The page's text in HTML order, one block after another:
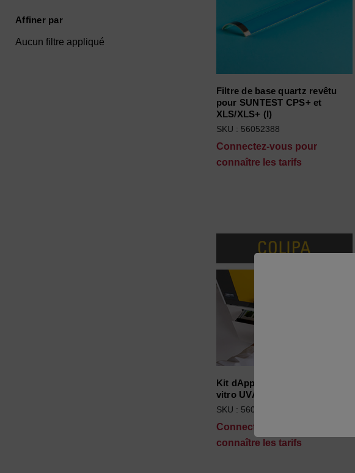
Affiner par
Aucun filtre appliqué
Filtre de base quartz revêtu
pour SUNTEST CPS+ et
XLS/XLS+ (I)
SKU : 56052388
Connectez-vous pour
connaître les tarifs
Kit dApplication COLIPA in
vitro UVA SUNTEST CPS+
SKU : 56079672
Connectez-vous pour
connaître les tarifs